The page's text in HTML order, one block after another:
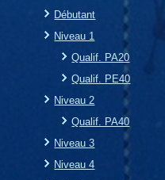
Débutant
Niveau 1
Qualif. PA20
Qualif. PE40
Niveau 2
Qualif. PA40
Niveau 3
Niveau 4